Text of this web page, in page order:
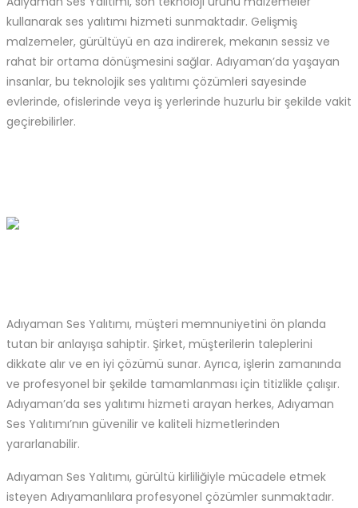
kullanarak ses yalıtımı hizmeti sunmaktadır. Gelişmiş
malzemeler, gürültüyü en aza indirerek, mekanın sessiz ve
rahat bir ortama dönüşmesini sağlar. Adıyaman’da yaşayan
insanlar, bu teknolojik ses yalıtımı çözümleri sayesinde
evlerinde, ofislerinde veya iş yerlerinde huzurlu bir şekilde vakit
geçirebilirler.
Adıyaman Ses Yalıtımı, müşteri memnuniyetini ön planda
tutan bir anlayışa sahiptir. Şirket, müşterilerin taleplerini
dikkate alır ve en iyi çözümü sunar. Ayrıca, işlerin zamanında
ve profesyonel bir şekilde tamamlanması için titizlikle çalışır.
Adıyaman’da ses yalıtımı hizmeti arayan herkes, Adıyaman
Ses Yalıtımı’nın güvenilir ve kaliteli hizmetlerinden
yararlanabilir.
Adıyaman Ses Yalıtımı, gürültü kirliliğiyle mücadele etmek
isteyen Adıyamanlılara profesyonel çözümler sunmaktadır.